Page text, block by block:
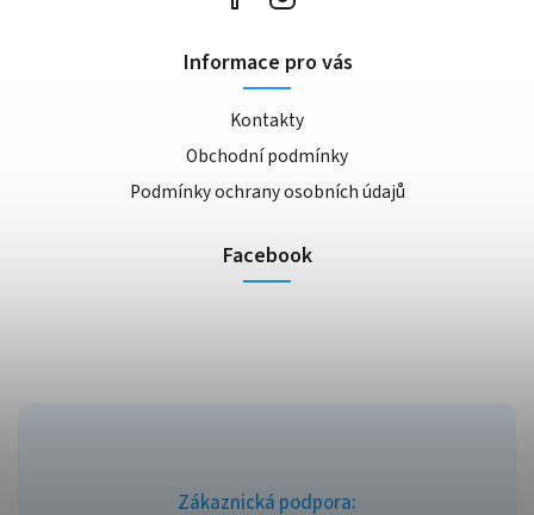
Zákaznická podpora:
Informace pro vás
Kontakty
Obchodní podmínky
Podmínky ochrany osobních údajů
Facebook